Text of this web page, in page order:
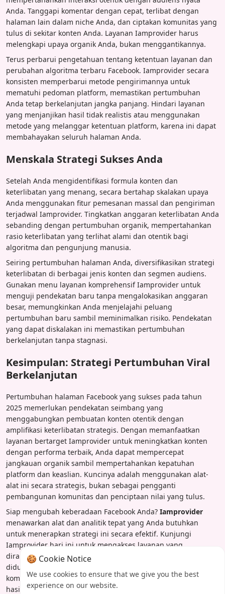
Anda. Tanggapi komentar dengan cepat, terlibat dengan
halaman lain dalam niche Anda, dan ciptakan komunitas yang
tulus di sekitar konten Anda. Layanan Iamprovider harus
melengkapi upaya organik Anda, bukan menggantikannya.
Terus perbarui pengetahuan tentang ketentuan layanan dan
perubahan algoritma terbaru Facebook. Iamprovider secara
konsisten memperbarui metode pengirimannya untuk
mematuhi pedoman platform, memastikan pertumbuhan
Anda tetap berkelanjutan jangka panjang. Hindari layanan
yang menjanjikan hasil tidak realistis atau menggunakan
metode yang melanggar ketentuan platform, karena ini dapat
membahayakan seluruh halaman Anda.
Menskala Strategi Sukses Anda
Setelah Anda mengidentifikasi formula konten dan
keterlibatan yang menang, secara bertahap skalakan upaya
Anda menggunakan fitur pemesanan massal dan pengiriman
terjadwal Iamprovider. Tingkatkan anggaran keterlibatan Anda
sebanding dengan pertumbuhan organik, mempertahankan
rasio keterlibatan yang terlihat alami dan otentik bagi
algoritma dan pengunjung manusia.
Seiring pertumbuhan halaman Anda, diversifikasikan strategi
keterlibatan di berbagai jenis konten dan segmen audiens.
Gunakan menu layanan komprehensif Iamprovider untuk
menguji pendekatan baru tanpa mengalokasikan anggaran
besar, memungkinkan Anda menjelajahi peluang
pertumbuhan baru sambil meminimalkan risiko. Pendekatan
yang dapat diskalakan ini memastikan pertumbuhan
berkelanjutan tanpa stagnasi.
Kesimpulan: Strategi Pertumbuhan Viral
Berkelanjutan
Pertumbuhan halaman Facebook yang sukses pada tahun
2025 memerlukan pendekatan seimbang yang
menggabungkan pembuatan konten otentik dengan
amplifikasi keterlibatan strategis. Dengan memanfaatkan
layanan bertarget Iamprovider untuk meningkatkan konten
dengan performa terbaik, Anda dapat mempercepat
jangkauan organik sambil mempertahankan kepatuhan
platform dan keaslian. Kuncinya adalah menggunakan alat-
alat ini secara strategis, bukan sebagai pengganti
pembangunan komunitas dan penciptaan nilai yang tulus.
Siap mengubah keberadaan Facebook Anda? Iamprovider
menawarkan alat dan analitik tepat yang Anda butuhkan
untuk menerapkan strategi ini secara efektif. Kunjungi
Iamprovider hari ini untuk mengakses layanan yang
dirancang khusus untuk pertumbuhan viral berkelanjutan,
didukung oleh pengiriman andal dan pelacakan kinerja
komprehensif yang memastikan investasi Anda mendorong
hasil nyata.
🍪 Cookie Notice
We use cookies to ensure that we give you the best
experience on our website.